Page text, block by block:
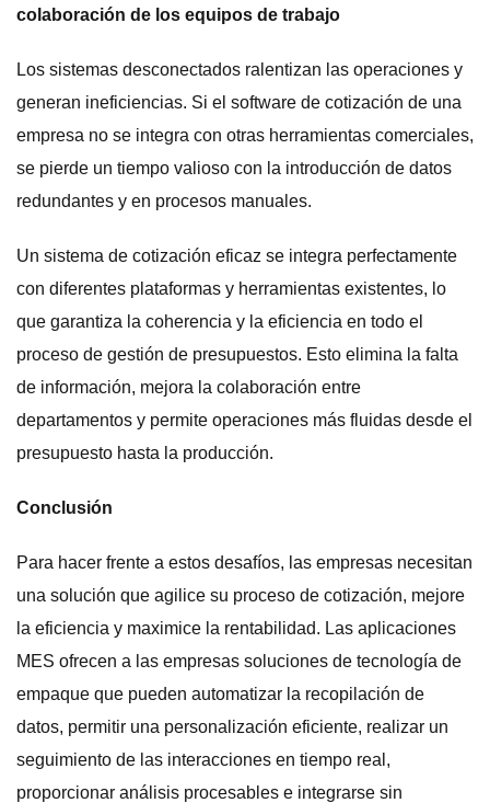
colaboración de los equipos de trabajo
Los sistemas desconectados ralentizan las operaciones y
generan ineficiencias. Si el software de cotización de una
empresa no se integra con otras herramientas comerciales,
se pierde un tiempo valioso con la introducción de datos
redundantes y en procesos manuales.
Un sistema de cotización eficaz se integra perfectamente
con diferentes plataformas y herramientas existentes, lo
que garantiza la coherencia y la eficiencia en todo el
proceso de gestión de presupuestos. Esto elimina la falta
de información, mejora la colaboración entre
departamentos y permite operaciones más fluidas desde el
presupuesto hasta la producción.
Conclusión
Para hacer frente a estos desafíos, las empresas necesitan
una solución que agilice su proceso de cotización, mejore
la eficiencia y maximice la rentabilidad. Las aplicaciones
MES ofrecen a las empresas soluciones de tecnología de
empaque que pueden automatizar la recopilación de
datos, permitir una personalización eficiente, realizar un
seguimiento de las interacciones en tiempo real,
proporcionar análisis procesables e integrarse sin